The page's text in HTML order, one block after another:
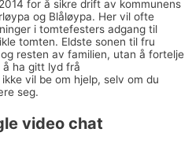
for å sikre drift av kommunens
og Blåløypa. Her vil ofte
i tomtefesters adgang til
tomten. Eldste sonen til fru
resten av familien, utan å fortelje
å ha gitt lyd frå
vil be om hjelp, selv om du
seg.
video chat